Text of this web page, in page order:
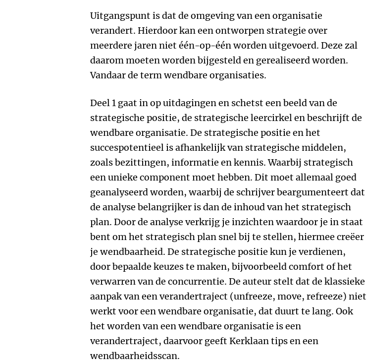
Uitgangspunt is dat de omgeving van een organisatie
verandert. Hierdoor kan een ontworpen strategie over
meerdere jaren niet één-op-één worden uitgevoerd. Deze zal
daarom moeten worden bijgesteld en gerealiseerd worden.
Vandaar de term wendbare organisaties.
Deel 1 gaat in op uitdagingen en schetst een beeld van de
strategische positie, de strategische leercirkel en beschrijft de
wendbare organisatie. De strategische positie en het
succespotentieel is afhankelijk van strategische middelen,
zoals bezittingen, informatie en kennis. Waarbij strategisch
een unieke component moet hebben. Dit moet allemaal goed
geanalyseerd worden, waarbij de schrijver beargumenteert dat
de analyse belangrijker is dan de inhoud van het strategisch
plan. Door de analyse verkrijg je inzichten waardoor je in staat
bent om het strategisch plan snel bij te stellen, hiermee creëer
je wendbaarheid. De strategische positie kun je verdienen,
door bepaalde keuzes te maken, bijvoorbeeld comfort of het
verwarren van de concurrentie. De auteur stelt dat de klassieke
aanpak van een verandertraject (unfreeze, move, refreeze) niet
werkt voor een wendbare organisatie, dat duurt te lang. Ook
het worden van een wendbare organisatie is een
verandertraject, daarvoor geeft Kerklaan tips en een
wendbaarheidsscan.